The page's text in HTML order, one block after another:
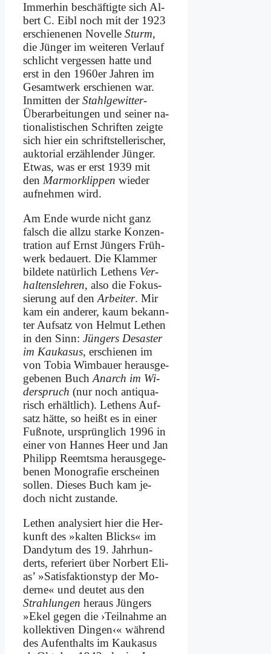
Im­mer­hin be­schäf­tig­te sich Al­
bert C. Eibl noch mit der 1923
er­schie­ne­nen No­vel­le Sturm,
die Jün­ger im wei­te­ren Ver­lauf
schlicht ver­ges­sen hat­te und
erst in den 1960er Jah­ren im
Ge­samt­werk er­schie­nen war.
In­mit­ten derStahl­ge­wit­ter-
Über­ar­bei­tun­gen und sei­ner na­
tio­na­li­sti­schen Schrif­ten zeig­te
sich hier ein schrift­stel­le­ri­scher,
aukt­ori­al er­zäh­len­der Jün­ger.
Et­was, was er erst 1939 mit
den Mar­mor­klip­pen wie­der
auf­neh­men wird.
Am En­de wur­de nicht ganz
falsch die all­zu star­ke Kon­zen­
tra­ti­on auf Ernst Jün­gers Früh­
werk be­dau­ert. Die Klam­mer
bil­de­te na­tür­lich Le­thens Ver­
hal­tens­leh­ren, al­so die Fo­kus­
sie­rung auf den Ar­bei­ter. Mir
kam ein an­de­rer, kaum be­kann­
ter Auf­satz von Hel­mut Le­then
in den Sinn: Jün­gers De­sa­ster
im Kau­ka­sus, er­schie­nen im
von To­bia Wim­bau­er her­aus­ge­
ge­be­nen Buch An­arch im Wi­
der­spruch (nur noch an­ti­qua­
risch er­hält­lich). Le­thens Auf­
satz hät­te, so heißt es in ei­ner
Fuß­no­te, ur­sprüng­lich 1996 in
ei­ner von Han­nes Heer und Jan
Phil­ipp Reemts­ma her­aus­ge­ge­
be­nen Mo­no­gra­fie er­schei­nen
sol­len. Die­ses Buch kam je­
doch nicht zu­stan­de.
Le­then ana­ly­siert hier die Her­
kunft des »kal­ten Blicks« im
Dan­dy­tum des 19. Jahr­hun­
derts, re­fe­riert über Nor­bert Eli­
as’ »Sa­tis­fak­ti­ons­typ der Mo­
der­ne« und deu­tet aus den
Strah­lun­gen her­aus Jün­gers
»Ekel ge­gen die ›Teil­nah­me an
kol­lek­ti­ven Din­gen‹« wäh­rend
des Auf­ent­halts im Kau­ka­sus